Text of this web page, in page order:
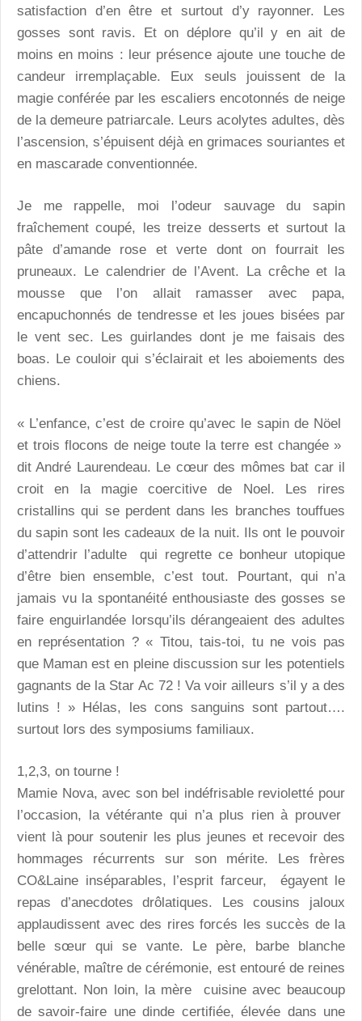
satisfaction d’en être et surtout d’y rayonner. Les
gosses sont ravis. Et on déplore qu’il y en ait de
moins en moins : leur présence ajoute une touche de
candeur irremplaçable. Eux seuls jouissent de la
magie conférée par les escaliers encotonnés de neige
de la demeure patriarcale. Leurs acolytes adultes, dès
l’ascension, s’épuisent déjà en grimaces souriantes et
en mascarade conventionnée.
Je me rappelle, moi l’odeur sauvage du sapin
fraîchement coupé, les treize desserts et surtout la
pâte d’amande rose et verte dont on fourrait les
pruneaux. Le calendrier de l’Avent. La crêche et la
mousse que l’on allait ramasser avec papa,
encapuchonnés de tendresse et les joues bisées par
le vent sec. Les guirlandes dont je me faisais des
boas. Le couloir qui s’éclairait et les aboiements des
chiens.
« L’enfance, c’est de croire qu’avec le sapin de Nöel
et trois flocons de neige toute la terre est changée »
dit André Laurendeau. Le cœur des mômes bat car il
croit en la magie coercitive de Noel. Les rires
cristallins qui se perdent dans les branches touffues
du sapin sont les cadeaux de la nuit. Ils ont le pouvoir
d’attendrir l’adulte qui regrette ce bonheur utopique
d’être bien ensemble, c’est tout. Pourtant, qui n’a
jamais vu la spontanéité enthousiaste des gosses se
faire enguirlandée lorsqu’ils dérangeaient des adultes
en représentation ? « Titou, tais-toi, tu ne vois pas
que Maman est en pleine discussion sur les potentiels
gagnants de la Star Ac 72 ! Va voir ailleurs s’il y a des
lutins ! » Hélas, les cons sanguins sont partout….
surtout lors des symposiums familiaux.
1,2,3, on tourne !
Mamie Nova, avec son bel indéfrisable revioletté pour
l’occasion, la vétérante qui n’a plus rien à prouver
vient là pour soutenir les plus jeunes et recevoir des
hommages récurrents sur son mérite. Les frères
CO&Laine inséparables, l’esprit farceur, égayent le
repas d’anecdotes drôlatiques. Les cousins jaloux
applaudissent avec des rires forcés les succès de la
belle sœur qui se vante. Le père, barbe blanche
vénérable, maître de cérémonie, est entouré de reines
grelottant. Non loin, la mère cuisine avec beaucoup
de savoir-faire une dinde certifiée, élevée dans une